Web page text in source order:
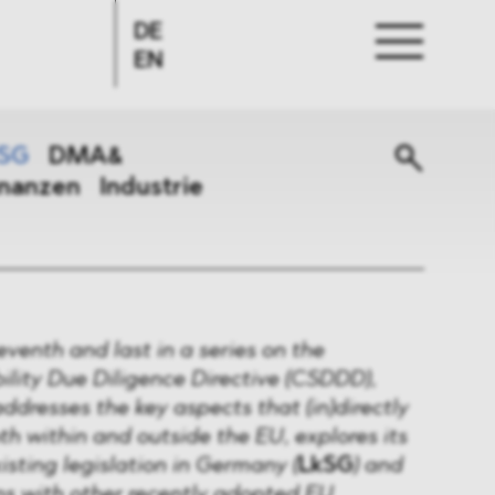
DE
EN
DMA&
Industrie
and last in a series on the
Due Diligence Directive (CSDDD),
the key aspects that (in)directly
within and outside the EU, explores its
legislation in Germany (LkSG) and